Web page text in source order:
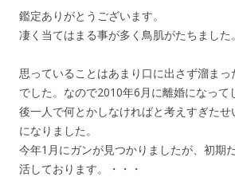
鑑定ありがとうございます。
凄く当てはまる事が多く鳥肌がたちました。
思っていることはあまり口に出さず溜ま
でした。なので2010年6月に離婚になって
後一人で何とかしなければと考えすぎた
になりました。
今年1月にガンが見つかりましたが、初期
活しております。・・・